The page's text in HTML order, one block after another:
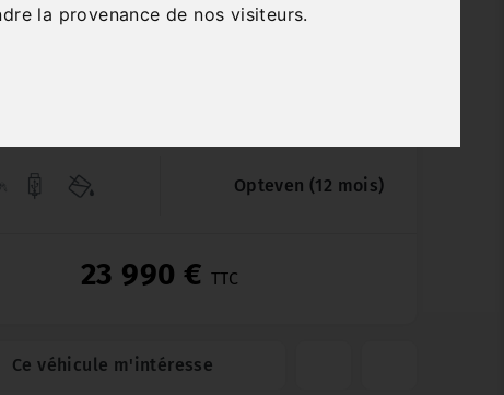
la provenance de nos visiteurs.
Opteven (12 mois)
23 990 € TTC
Ce véhicule m'intéresse